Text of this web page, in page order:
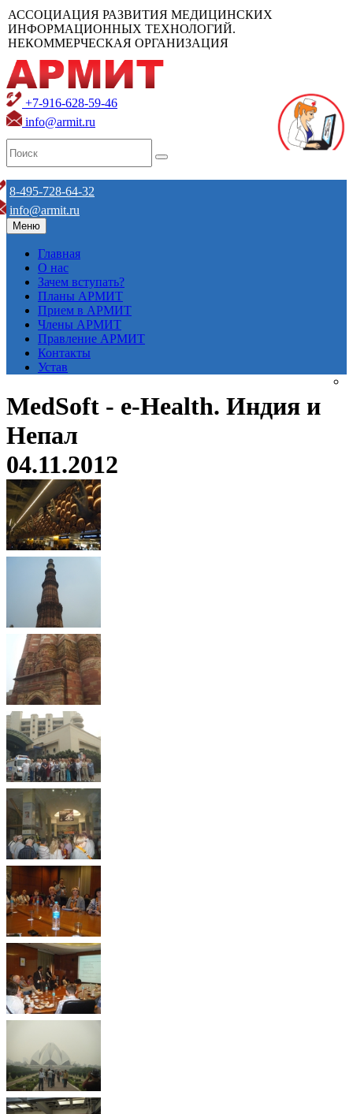
АССОЦИАЦИЯ РАЗВИТИЯ МЕДИЦИНСКИХ
ИНФОРМАЦИОННЫХ ТЕХНОЛОГИЙ.
НЕКОММЕРЧЕСКАЯ ОРГАНИЗАЦИЯ
+7-916-628-59-46
info@armit.ru
8-495-728-64-32
info@armit.ru
Меню
Главная
О нас
Зачем вступать?
Планы АРМИТ
Прием в АРМИТ
Члены АРМИТ
Правление АРМИТ
Контакты
Устав
MedSoft - e-Health. Индия и
Непал
04.11.2012